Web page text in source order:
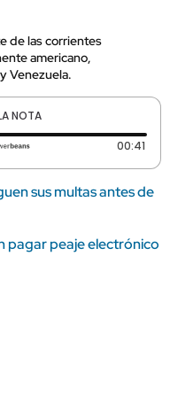
de las corrientes
americano,
Venezuela.
NOTA
0 segundos 00:41
sus multas antes de
pagar peaje electrónico